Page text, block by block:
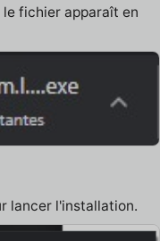
fichier apparaît en
lancer l'installation.